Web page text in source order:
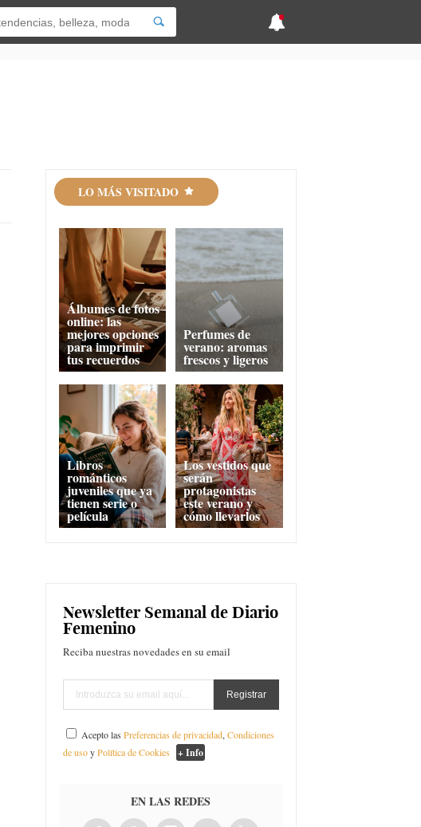
LO MÁS VISITADO
Álbumes de fotos
online: las
mejores opciones
para imprimir
tus recuerdos
Perfumes de
verano: aromas
frescos y ligeros
Libros
románticos
juveniles que ya
tienen serie o
película
Los vestidos que
serán
protagonistas
este verano y
cómo llevarlos
Newsletter Semanal de Diario
Femenino
Reciba nuestras novedades en su email
Acepto lasPreferencias de privacidad,Condiciones
de usoyPolítica de Cookies + Info
EN LAS REDES